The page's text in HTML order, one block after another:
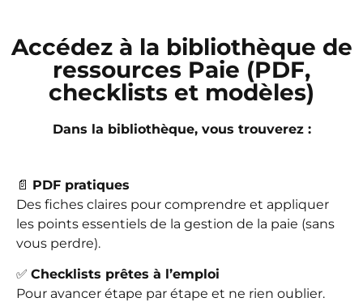
Accédez à la bibliothèque de
ressources Paie (PDF,
checklists et modèles)
Dans la bibliothèque, vous trouverez :
📄 PDF pratiques
Des fiches claires pour comprendre et appliquer
les points essentiels de la gestion de la paie (sans
vous perdre).
✅ Checklists prêtes à l’emploi
Pour avancer étape par étape et ne rien oublier.